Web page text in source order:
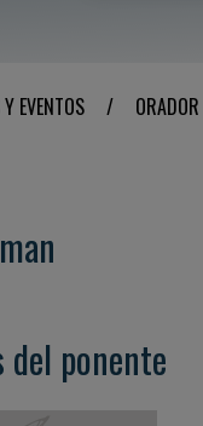
EVENTOS / ORADOR
ponente